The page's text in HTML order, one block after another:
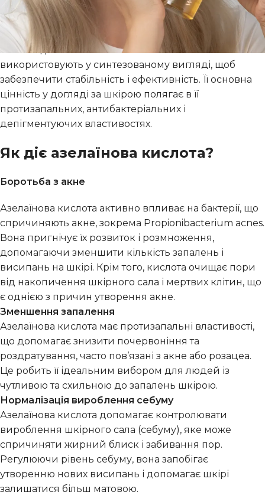
Азелаїнова кислота
— це насичена дикарбонова
кислота, яка природно зустрічається в зернах
пшениці, жита і ячменю. У косметичних засобах її
використовують у синтезованому вигляді, щоб
забезпечити стабільність і ефективність. Її основна
цінність у догляді за шкірою полягає в її
протизапальних, антибактеріальних і
депігментуючих властивостях.
Як діє азелаїнова кислота?
Боротьба з акне
Азелаїнова кислота активно впливає на бактерії, що
спричиняють акне, зокрема Propionibacterium acnes.
Вона пригнічує їх розвиток і розмноження,
допомагаючи зменшити кількість запалень і
висипань на шкірі. Крім того, кислота очищає пори
від накопичення шкірного сала і мертвих клітин, що
є однією з причин утворення акне.
Зменшення запалення
Азелаїнова кислота має протизапальні властивості,
що допомагає знизити почервоніння та
роздратування, часто пов’язані з акне або розацеа.
Це робить її ідеальним вибором для людей із
чутливою та схильною до запалень шкірою.
Нормалізація вироблення себуму
Азелаїнова кислота допомагає контролювати
вироблення шкірного сала (себуму), яке може
спричиняти жирний блиск і забивання пор.
Регулюючи рівень себуму, вона запобігає
утворенню нових висипань і допомагає шкірі
залишатися більш матовою.